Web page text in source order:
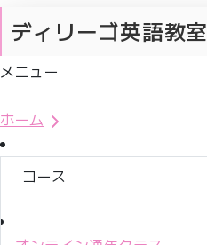
ディリーゴ英語教室
メニュー
ホーム
コース